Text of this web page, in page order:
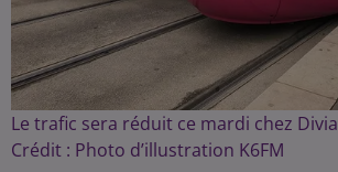
Le trafic sera réduit ce mardi chez Divia
Crédit : Photo d’illustration K6FM